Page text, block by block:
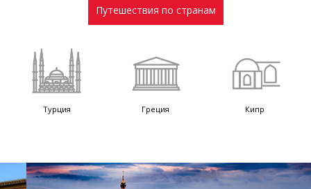
Путешествия по странам
Турция Греция Кипр